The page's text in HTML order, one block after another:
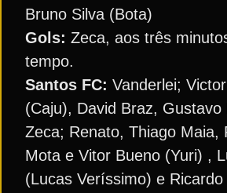
Bruno Silva (Bota)
Gols: Zeca, aos três
tempo.
Santos FC: Vanderlei;
(Caju), David Braz, Gustavo
Zeca; Renato, Thiago Maia,
Mota e Vitor Bueno (Yuri) ,
(Lucas Veríssimo) e Ricardo